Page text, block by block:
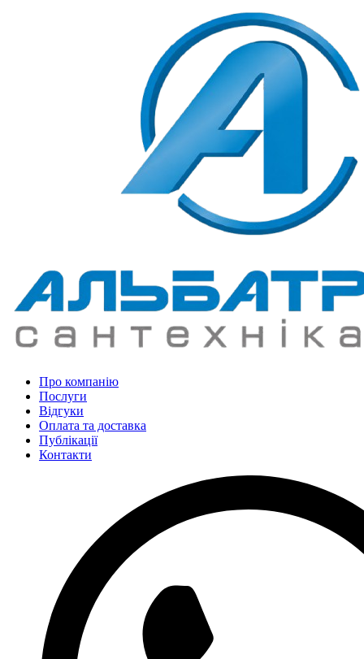
Про компанію
Послуги
Відгуки
Оплата та доставка
Публікації
Контакти